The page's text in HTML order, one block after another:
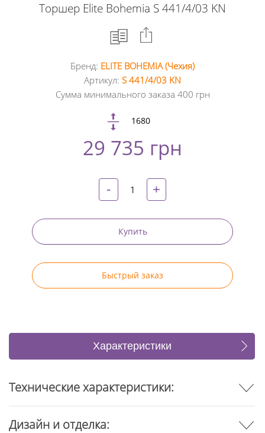
Торшер Elite Bohemia S 441/4/03 KN
Facebook
+
Twitter
Pinterest
Бренд: ELITE BOHEMIA (Чехия)
Артикул: S 441/4/03 KN
Сумма минимального заказа 400 грн
1680
29 735 грн
- +
Купить
Быстрый заказ
Характеристики
Отзывы
Технические характеристики:
Дизайн и отделка: